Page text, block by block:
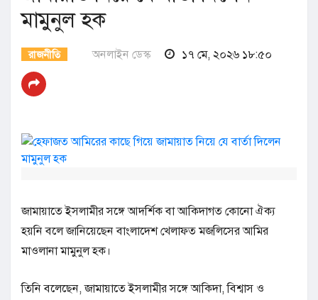
মামুনুল হক
রাজনীতি অনলাইন ডেস্ক ১৭ মে, ২০২৬ ১৮:৫০
জামায়াতে ইসলামীর সঙ্গে আদর্শিক বা আকিদাগত কোনো ঐক্য
হয়নি বলে জানিয়েছেন বাংলাদেশ খেলাফত মজলিসের আমির
মাওলানা মামুনুল হক।
তিনি বলেছেন, জামায়াতে ইসলামীর সঙ্গে আকিদা, বিশ্বাস ও